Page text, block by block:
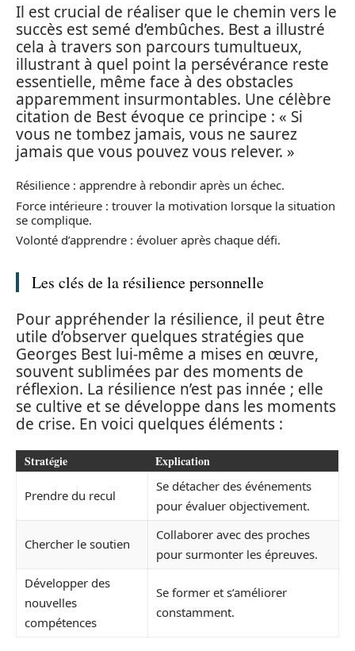
Il est crucial de réaliser que le chemin vers le
succès est semé d’embûches. Best a illustré
cela à travers son parcours tumultueux,
illustrant à quel point la persévérance reste
essentielle, même face à des obstacles
apparemment insurmontables. Une célèbre
citation de Best évoque ce principe : « Si
vous ne tombez jamais, vous ne saurez
jamais que vous pouvez vous relever. »
Résilience : apprendre à rebondir après un échec.
Force intérieure : trouver la motivation lorsque la situation
se complique.
Volonté d’apprendre : évoluer après chaque défi.
Les clés de la résilience personnelle
Pour appréhender la résilience, il peut être
utile d’observer quelques stratégies que
Georges Best lui-même a mises en œuvre,
souvent sublimées par des moments de
réflexion. La résilience n’est pas innée ; elle
se cultive et se développe dans les moments
de crise. En voici quelques éléments :
Stratégie Explication
Prendre du recul
Se détacher des événements
pour évaluer objectivement.
Chercher le soutien
Collaborer avec des proches
pour surmonter les épreuves.
Développer des
nouvelles
compétences
Se former et s’améliorer
constamment.